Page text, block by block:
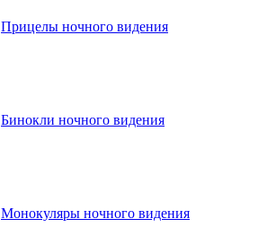
Прицелы ночного видения
Бинокли ночного видения
Монокуляры ночного видения